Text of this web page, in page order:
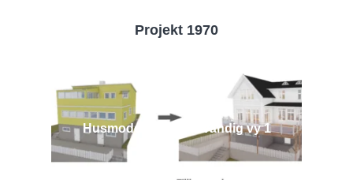
Projekt 1970
Husmodell 1970 - Utvändig vy 1